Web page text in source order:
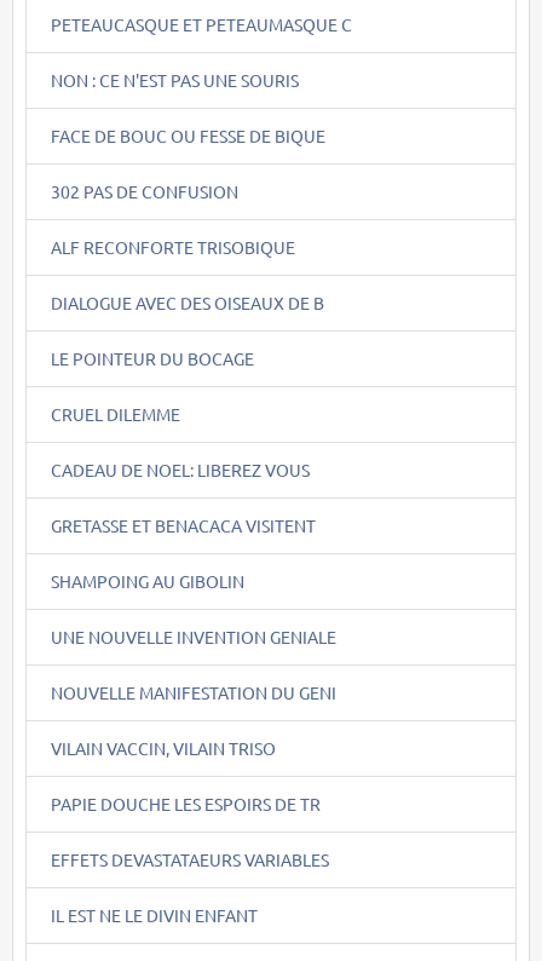
PETEAUCASQUE ET PETEAUMASQUE C
NON : CE N'EST PAS UNE SOURIS
FACE DE BOUC OU FESSE DE BIQUE
302 PAS DE CONFUSION
ALF RECONFORTE TRISOBIQUE
DIALOGUE AVEC DES OISEAUX DE B
LE POINTEUR DU BOCAGE
CRUEL DILEMME
CADEAU DE NOEL: LIBEREZ VOUS
GRETASSE ET BENACACA VISITENT
SHAMPOING AU GIBOLIN
UNE NOUVELLE INVENTION GENIALE
NOUVELLE MANIFESTATION DU GENI
VILAIN VACCIN, VILAIN TRISO
PAPIE DOUCHE LES ESPOIRS DE TR
EFFETS DEVASTATAEURS VARIABLES
IL EST NE LE DIVIN ENFANT